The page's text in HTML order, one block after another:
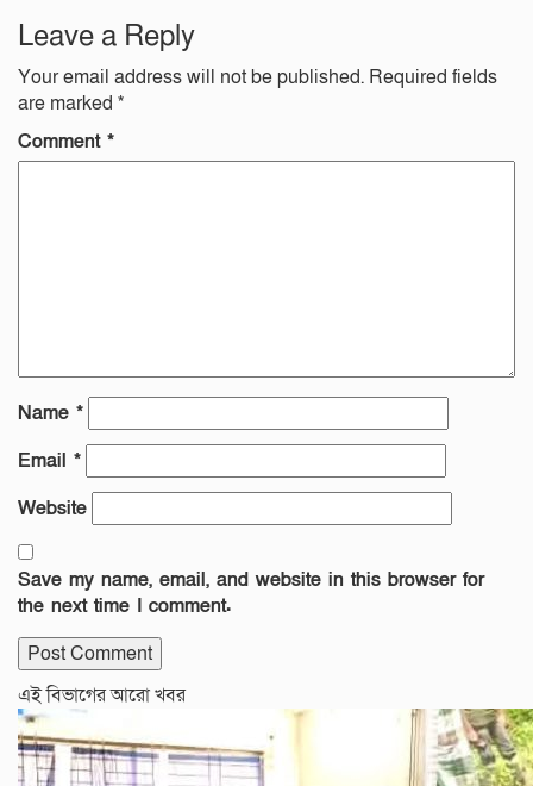
Leave a Reply
Your email address will not be published. Required fields
are marked *
Comment *
Name *
Email *
Website
Save my name, email, and website in this browser for
the next time I comment.
এই বিভাগের আরো খবর